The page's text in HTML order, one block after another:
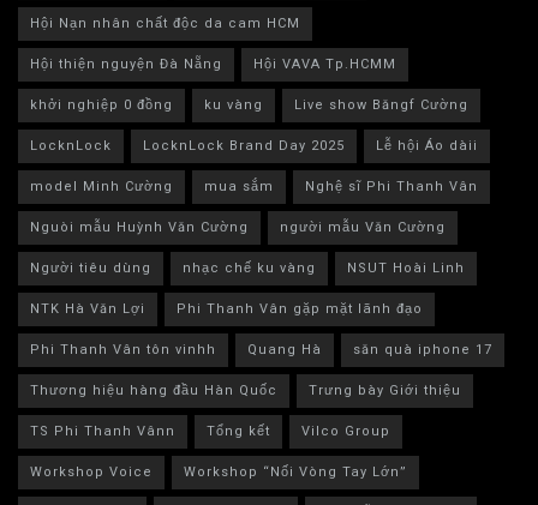
Hội Nạn nhân chất độc da cam HCM
Hội thiện nguyện Đà Nẵng
Hội VAVA Tp.HCMM
khởi nghiệp 0 đồng
ku vàng
Live show Băngf Cường
LocknLock
LocknLock Brand Day 2025
Lễ hội Áo dàii
model Minh Cường
mua sắm
Nghệ sĩ Phi Thanh Vân
Nguòi mẫu Huỳnh Văn Cường
người mẫu Văn Cường
Người tiêu dùng
nhạc chế ku vàng
NSUT Hoài Linh
NTK Hà Văn Lợi
Phi Thanh Vân gặp mặt lãnh đạo
Phi Thanh Vân tôn vinhh
Quang Hà
săn quà iphone 17
Thương hiệu hàng đầu Hàn Quốc
Trưng bày Giới thiệu
TS Phi Thanh Vânn
Tổng kết
Vilco Group
Workshop Voice
Workshop “Nối Vòng Tay Lớn”